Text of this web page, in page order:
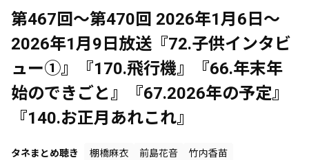
第467回～第470回 2026年1月6日～
2026年1月9日放送『72.子供インタビ
ュー①』『170.飛行機』『66.年末年
始のできごと』『67.2026年の予定』
『140.お正月あれこれ』
タネまとめ聴き 棚橋麻衣 前島花音 竹内香苗